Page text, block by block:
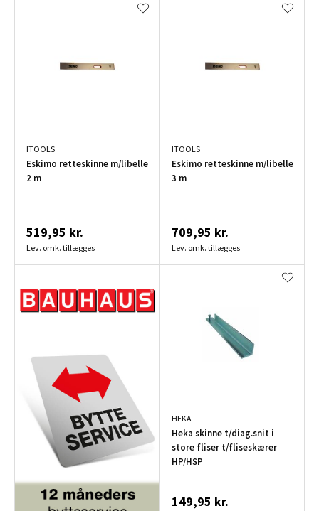
ITOOLS
Eskimo retteskinne m/libelle
2 m
519,95 kr.
Lev. omk. tillægges
ITOOLS
Eskimo retteskinne m/libelle
3 m
709,95 kr.
Lev. omk. tillægges
HEKA
Heka skinne t/diag.snit i
store fliser t/fliseskærer
HP/HSP
149,95 kr.